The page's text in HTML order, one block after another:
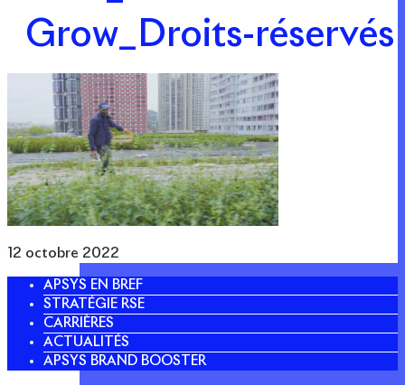
Grow_Droits-réservés
12 octobre 2022
APSYS EN BREF
STRATÉGIE RSE
CARRIÈRES
ACTUALITÉS
APSYS BRAND BOOSTER